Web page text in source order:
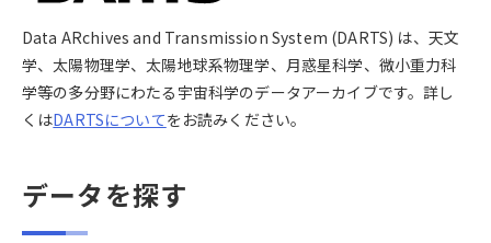
Data ARchives and Transmission System (DARTS) は、天文
学、太陽物理学、太陽地球系物理学、月惑星科学、微小重力科
学等の多分野にわたる宇宙科学のデータアーカイブです。詳し
くはDARTSについてをお読みください。
データを探す